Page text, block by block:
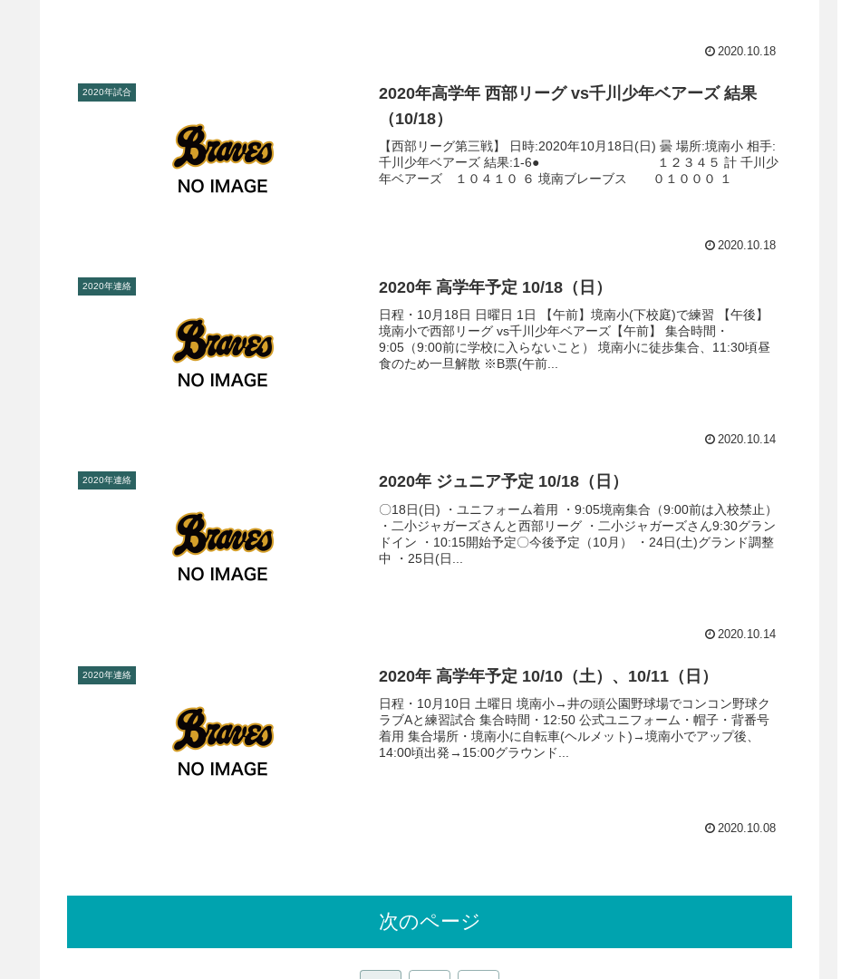
2020.10.18
2020年試合
2020年高学年 西部リーグ vs千川少年ベアーズ 結果
（10/18）
【西部リーグ第三戦】 日時:2020年10月18日(日) 曇 場所:境南小 相手:
千川少年ベアーズ 結果:1-6● １２３４５ 計 千川少
年ベアーズ １０４１０ ６ 境南ブレーブス ０１０００ １
2020.10.18
2020年連絡 2020年 高学年予定 10/18（日）
日程・10月18日 日曜日 1日 【午前】境南小(下校庭)で練習 【午後】
境南小で西部リーグ vs千川少年ベアーズ【午前】 集合時間・
9:05（9:00前に学校に入らないこと） 境南小に徒歩集合、11:30頃昼
食のため一旦解散 ※B票(午前...
2020.10.14
2020年連絡 2020年 ジュニア予定 10/18（日）
〇18日(日) ・ユニフォーム着用 ・9:05境南集合（9:00前は入校禁止）
・二小ジャガーズさんと西部リーグ ・二小ジャガーズさん9:30グラン
ドイン ・10:15開始予定〇今後予定（10月） ・24日(土)グランド調整
中 ・25日(日...
2020.10.14
2020年連絡 2020年 高学年予定 10/10（土）、10/11（日）
日程・10月10日 土曜日 境南小→井の頭公園野球場でコンコン野球ク
ラブAと練習試合 集合時間・12:50 公式ユニフォーム・帽子・背番号
着用 集合場所・境南小に自転車(ヘルメット)→境南小でアップ後、
14:00頃出発→15:00グラウンド...
2020.10.08
次のページ